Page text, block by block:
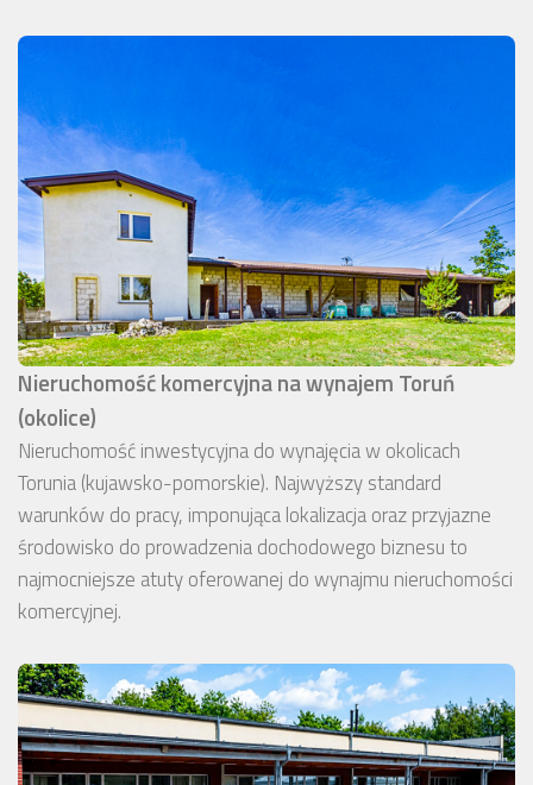
Nieruchomość komercyjna na wynajem Toruń
(okolice)
Nieruchomość inwestycyjna do wynajęcia w okolicach
Torunia (kujawsko-pomorskie). Najwyższy standard
warunków do pracy, imponująca lokalizacja oraz przyjazne
środowisko do prowadzenia dochodowego biznesu to
najmocniejsze atuty oferowanej do wynajmu nieruchomości
komercyjnej.